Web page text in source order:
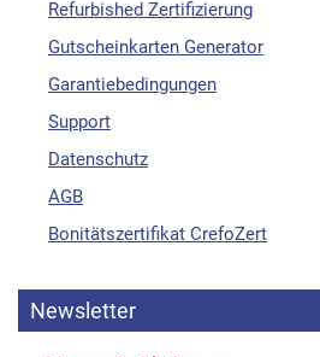
Refurbished Zertifizierung
Gutscheinkarten Generator
Garantiebedingungen
Support
Datenschutz
AGB
Bonitätszertifikat CrefoZert
Newsletter